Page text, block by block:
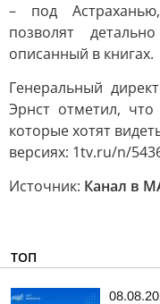
– под
позволят
описанный в книгах.
Генеральный
Эрнст отметил,
которые хотят
версиях: 1tv.ru/n/
Источник: Канал в
ТОП